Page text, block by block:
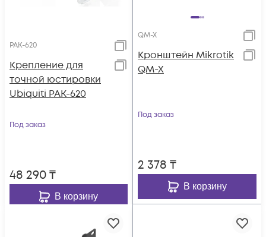
PAK-620
Крепление для
точной юстировки
Ubiquiti PAK-620
Под заказ
48 290₸
В корзину
QM-X
Кронштейн Mikrotik
QM-X
Под заказ
2 378 ₸
В корзину